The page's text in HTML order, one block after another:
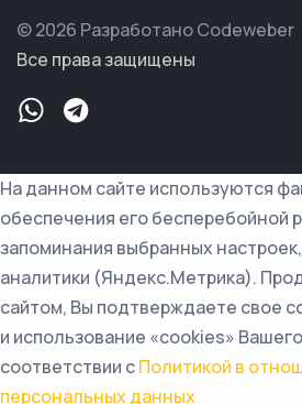
© 2026 Разработано Codeweber
Все права защищены
На данном сайте используются
обеспечения его бесперебойной
запоминания выбранных
аналитики (Яндекс.Метрика).
сайтом, Вы подтверждаете свое
и использование «cookies»
соответствии сПолитикой в
персональных данных